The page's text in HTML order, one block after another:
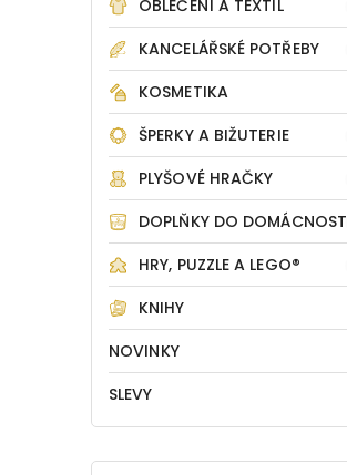
OBLEČENÍ A TEXTIL
KANCELÁŘSKÉ POTŘEBY
KOSMETIKA
ŠPERKY A BIŽUTERIE
PLYŠOVÉ HRAČKY
DOPLŇKY DO
HRY, PUZZLE A LEGO®
KNIHY
NOVINKY
SLEVY